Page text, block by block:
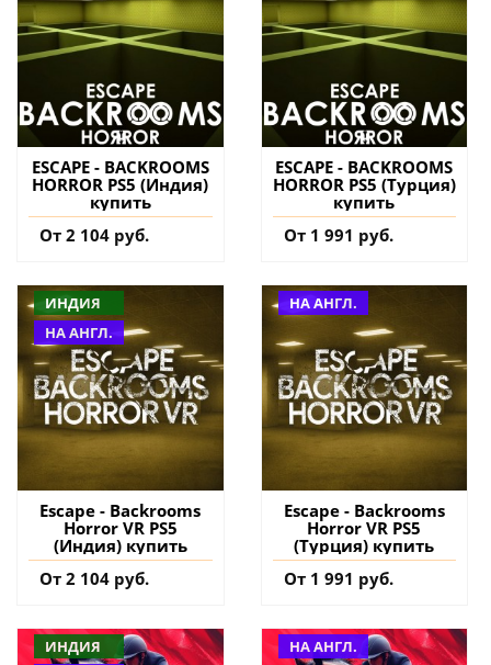
ESCAPE - BACKROOMS
HORROR PS5 (Индия)
купить
От 2 104 руб.
ESCAPE - BACKROOMS
HORROR PS5 (Турция)
купить
От 1 991 руб.
ИНДИЯ
НА АНГЛ.
Escape - Backrooms
Horror VR PS5
(Индия) купить
От 2 104 руб.
НА АНГЛ.
Escape - Backrooms
Horror VR PS5
(Турция) купить
От 1 991 руб.
ИНДИЯ
НА АНГЛ.